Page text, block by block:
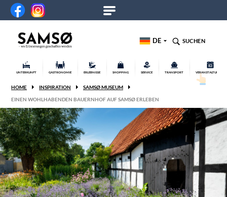
DE SUCHEN
UNTERKUNFT GASTRONOMIE ERLEBNISSE SHOPPING SERVICE TRANSPORT VERANSTALTUNGEN
HOME INSPIRATION
SAMSØ MUSEUM
EINEN WOHLHABENDEN BAUERNHOF AUF SAMSØ ERLEBEN